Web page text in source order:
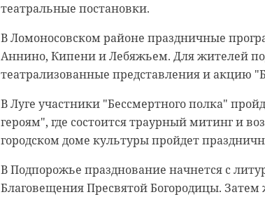
театральные постановки.
В Ломоносовском районе праздничные
Аннино, Кипени и Лебяжьем. Для жителей
театрализованные представления и акцию
В Луге участники "Бессмертного полка"
героям", где состоится траурный митинг и
городском доме культуры пройдет
В Подпорожье празднование начнется с
Благовещения Пресвятой Богородицы.
александр дрозденко кировск